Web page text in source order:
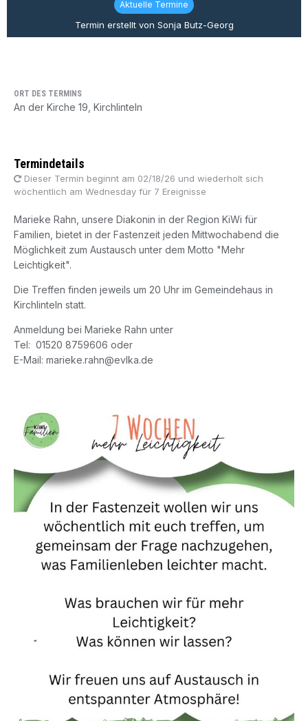
Aktuelle Termine
Termin erstellt von Sonja Butz-Georg
ORT DES TERMINS
An der Kirche 19, Kirchlinteln
Termindetails
Dieser Termin beginnt am 02/18/26 und wiederholt sich
wöchentlich am Wednesday für 7 Ereignisse
Marieke Rahn, unsere Diakonin in der Region KiWi für
Familien, bietet in der Fastenzeit jeden Mittwochabend die
Möglichkeit zum Austausch unter dem Motto "Mehr
Leichtigkeit".
Die Treffen finden jeweils um 20 Uhr im Gemeindehaus in
Kirchlinteln statt.
Anmeldung bei Marieke Rahn unter
Tel: 01520 8759606 oder
E-Mail: marieke.rahn@evlka.de